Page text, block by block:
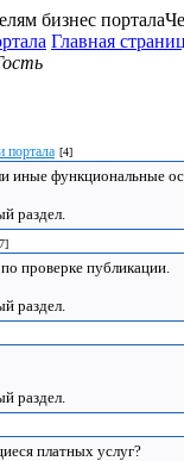
бизнес портала
Главная
портала [4]
иные функциональные
раздел.
проверке публикации.
раздел.
раздел.
платных услуг?